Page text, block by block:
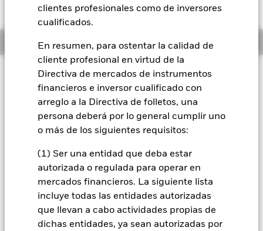
clientes profesionales como de inversores
cualificados.
En resumen, para ostentar la calidad de
cliente profesional en virtud de la
Directiva de mercados de instrumentos
financieros e inversor cualificado con
arreglo a la Directiva de folletos, una
persona deberá por lo general cumplir uno
o más de los siguientes requisitos:
(1) Ser una entidad que deba estar
autorizada o regulada para operar en
mercados financieros. La siguiente lista
incluye todas las entidades autorizadas
que llevan a cabo actividades propias de
dichas entidades, ya sean autorizadas por
iShares
Nuestra compañía
Información general
subir o bajar, y no están garantizados. Es posible que los
inversores no recuperen la cantidad invertida originalmente.
Todas las clases de acciones con cobertura de divisas de este
fondo utilizan derivados para cubrir el riesgo de divisas. El
un posible riesgo de contagio (también denominado «spill-
over») a otras clases de acciones del fondo. La sociedad
gestora del fondo se asegurará de que se dispone de los
procedimientos adecuados para minimizar el riesgo de
contagio a otras clases de acciones. En el menú desplegable